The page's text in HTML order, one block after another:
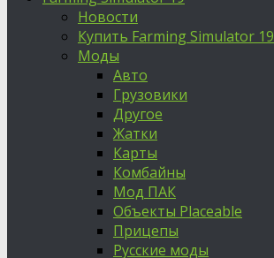
Новости
Купить Farming Simulator 19
Моды
Авто
Грузовики
Другое
Жатки
Карты
Комбайны
Мод ПАК
Объекты Placeable
Прицепы
Русские моды